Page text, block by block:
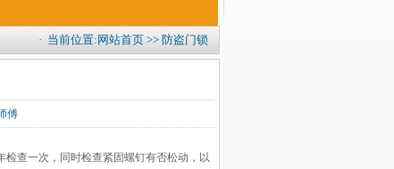
· 当前位置: 网站首页 >> 防盗门锁
傅
查一次，同时检查紧固螺钉有否松动，以